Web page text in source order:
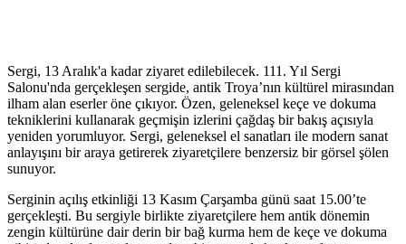
Sergi, 13 Aralık'a kadar ziyaret edilebilecek. 111. Yıl Sergi
Salonu'nda gerçekleşen sergide, antik Troya’nın kültürel mirasından
ilham alan eserler öne çıkıyor. Özen, geleneksel keçe ve dokuma
tekniklerini kullanarak geçmişin izlerini çağdaş bir bakış açısıyla
yeniden yorumluyor. Sergi, geleneksel el sanatları ile modern sanat
anlayışını bir araya getirerek ziyaretçilere benzersiz bir görsel şölen
sunuyor.
Serginin açılış etkinliği 13 Kasım Çarşamba günü saat 15.00’te
gerçekleşti. Bu sergiyle birlikte ziyaretçilere hem antik dönemin
zengin kültürüne dair derin bir bağ kurma hem de keçe ve dokuma